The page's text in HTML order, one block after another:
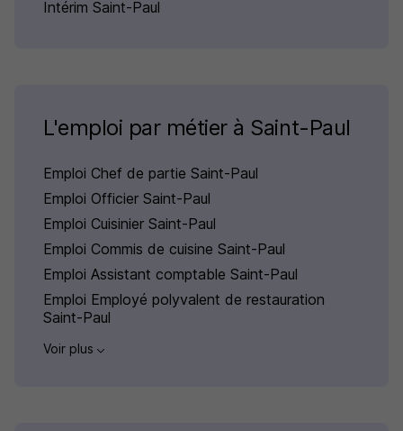
Intérim Saint-Paul
L'emploi par métier à Saint-Paul
Emploi Chef de partie Saint-Paul
Emploi Officier Saint-Paul
Emploi Cuisinier Saint-Paul
Emploi Commis de cuisine Saint-Paul
Emploi Assistant comptable Saint-Paul
Emploi Employé polyvalent de restauration
Saint-Paul
Voir plus